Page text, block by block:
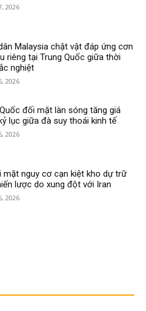
2026
Malaysia chật vật đáp ứng cơn
riêng tại Trung Quốc giữa thời
nghiệt
2026
đối mặt làn sóng tăng giá
lục giữa đà suy thoái kinh tế
2026
mặt nguy cơ cạn kiệt kho dự trữ
lược do xung đột với Iran
2026